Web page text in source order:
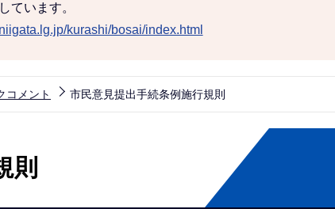
ています。
kurashi/bosai/index.html
コメント 市民意見提出手続条例施行規則
則